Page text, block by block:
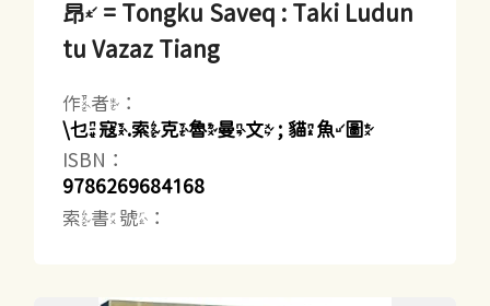
昂 = Tongku Saveq : Taki Ludun
tu Vazaz Tiang
作者：
\乜寇.索克魯曼文 ; 貓魚圖
ISBN：
9786269684168
索書號：